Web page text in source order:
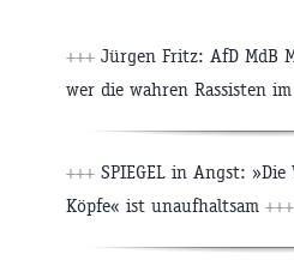
+++ Jürgen Fritz: AfD MdB
wer die wahren Rassisten
+++ SPIEGEL in Angst:
Köpfe« ist unaufhaltsam +++